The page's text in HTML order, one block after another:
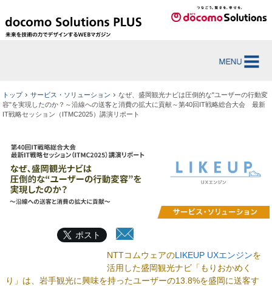
トップ サービス・ソリューション
なぜ、盛岡観光ナビは圧倒的な"ユーザーの行動変
容"を実現したのか？～沿線への送客と消費の拡大に貢献～第40回IT戦略総合大会 最新
IT戦略セッション（ITMC2025）講演リポート
ポスト
NTTコムウェアのLIKEUP UXエンジンを
活用した盛岡観光ナビ「もりおかめく
り」は、岩手観光に興味を持ったユーザーの13.8%を盛岡に送客す